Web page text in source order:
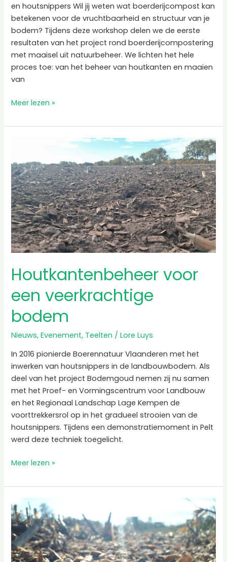
en houtsnippers Wil jij weten wat boerderijcompost kan
betekenen voor de vruchtbaarheid en structuur van je
bodem? Tijdens deze workshop delen we de eerste
resultaten van het project rond boerderijcompostering
met maaisel uit natuurbeheer. We lichten het hele
proces toe: van het beheer van houtkanten en maaien
van
Meer lezen »
Houtkantenbeheer voor
een veerkrachtige
bodem
Nieuws,Evenement, Teelten /Lore Luys
In 2016 pionierde Boerennatuur Vlaanderen met het
inwerken van houtsnippers in de landbouwbodem. Als
deel van het project Bodemgoud nemen zij nu samen
met het Proef- en Vormingscentrum voor Landbouw
en het Regionaal Landschap Lage Kempen de
voorttrekkersrol op in het gradueel strooien van de
houtsnippers. Tijdens een demonstratiemoment in Pelt
werd deze techniek toegelicht.
Houtkantenbeheer
een
veerkrachtige
bodem
Meer lezen »
Lokaal
hout,
gezonde
bodem